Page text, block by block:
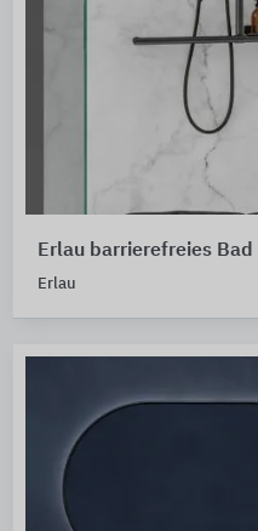
Erlau barrierefreies Bad
Erlau